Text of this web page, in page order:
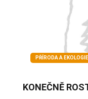
PŘÍRODA A EKOLOGIE
KONEČNĚ